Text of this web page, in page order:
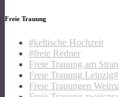
Freie Trauung
#keltische Hochzeit
#freie Redner
Freie Trauung am
Freie Trauung Leipzig#
Freie Trauungen